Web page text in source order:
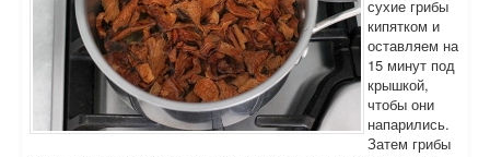
сухие грибы
кипятком и
оставляем на
15 минут под
крышкой,
чтобы они
напарились.
Затем грибы